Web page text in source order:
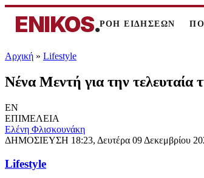
ENIKOS.ΡΟΗ ΕΙΔΗΣΕΩΝ
Αρχική » Lifestyle
Νένα Μεντή για την
EN
ΕΠΙΜΕΛΕΙΑ
Ελένη Φλισκουνάκη
ΔΗΜΟΣΙΕΥΣΗ 18:23, Δευτέρα 09 Δεκεμβρίου
Lifestyle